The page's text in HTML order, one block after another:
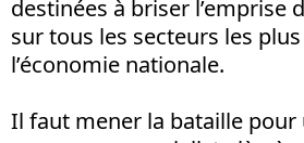
destinées à briser l’emprise
sur tous les secteurs les
l’économie nationale.
Il faut mener la bataille pour